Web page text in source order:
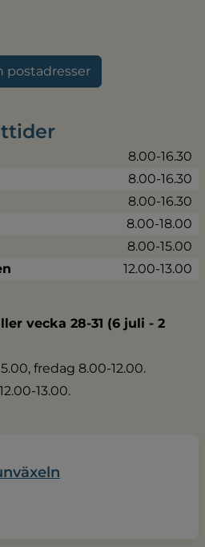
postadresser
8.00-16.30
8.00-16.30
8.00-16.30
8.00-18.00
8.00-15.00
12.00-13.00
vecka 28-31 (6 juli - 2
fredag 8.00-12.00.
13.00.